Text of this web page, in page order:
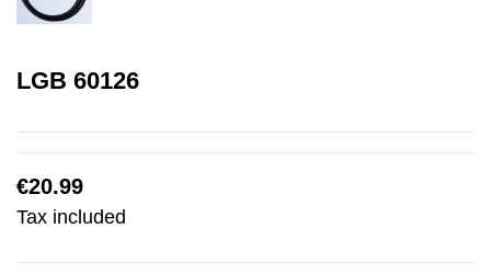
LGB 60126
€20.99
Tax included